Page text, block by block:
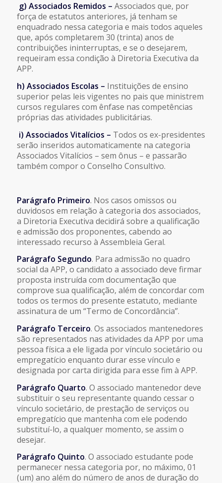
g) Associados Remidos – Associados que, por
força de estatutos anteriores, já tenham se
enquadrado nessa categoria e mais todos aqueles
que, após completarem 30 (trinta) anos de
contribuições ininterruptas, e se o desejarem,
requeiram essa condição à Diretoria Executiva da
APP.
h) Associados Escolas – Instituições de ensino
superior pelas leis vigentes no pais que ministrem
cursos regulares com ênfase nas competências
próprias das atividades publicitárias.
i) Associados Vitalícios – Todos os ex-presidentes
serão inseridos automaticamente na categoria
Associados Vitalícios – sem ônus – e passarão
também compor o Conselho Consultivo.
Parágrafo Primeiro. Nos casos omissos ou
duvidosos em relação à categoria dos associados,
a Diretoria Executiva decidirá sobre a qualificação
e admissão dos proponentes, cabendo ao
interessado recurso à Assembleia Geral.
Parágrafo Segundo. Para admissão no quadro
social da APP, o candidato a associado deve firmar
proposta instruída com documentação que
comprove sua qualificação, além de concordar com
todos os termos do presente estatuto, mediante
assinatura de um “Termo de Concordância”.
Parágrafo Terceiro. Os associados mantenedores
são representados nas atividades da APP por uma
pessoa física a ele ligada por vínculo societário ou
empregatício enquanto durar esse vínculo e
designada por carta dirigida para esse fim à APP.
Parágrafo Quarto. O associado mantenedor deve
substituir o seu representante quando cessar o
vínculo societário, de prestação de serviços ou
empregatício que mantenha com ele podendo
substituí-lo, a qualquer momento, se assim o
desejar.
Parágrafo Quinto. O associado estudante pode
permanecer nessa categoria por, no máximo, 01
(um) ano além do número de anos de duração do